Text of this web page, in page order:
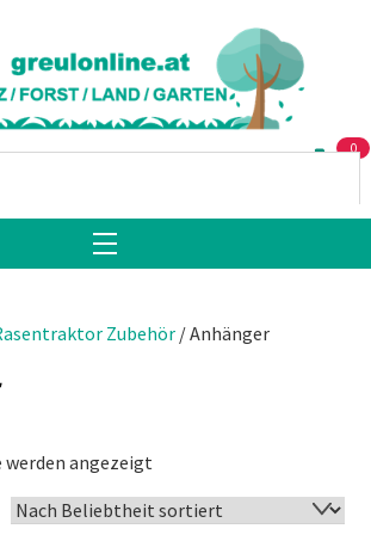
0
Menu
Zubehör/ Anhänger
werden angezeigt
Beliebtheit
sortiert
To
Top